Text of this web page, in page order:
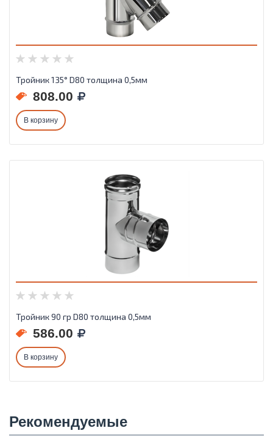
Тройник 135° D80 толщина 0,5мм
808.00
В корзину
Тройник 90 гр D80 толщина 0,5мм
586.00
В корзину
Рекомендуемые